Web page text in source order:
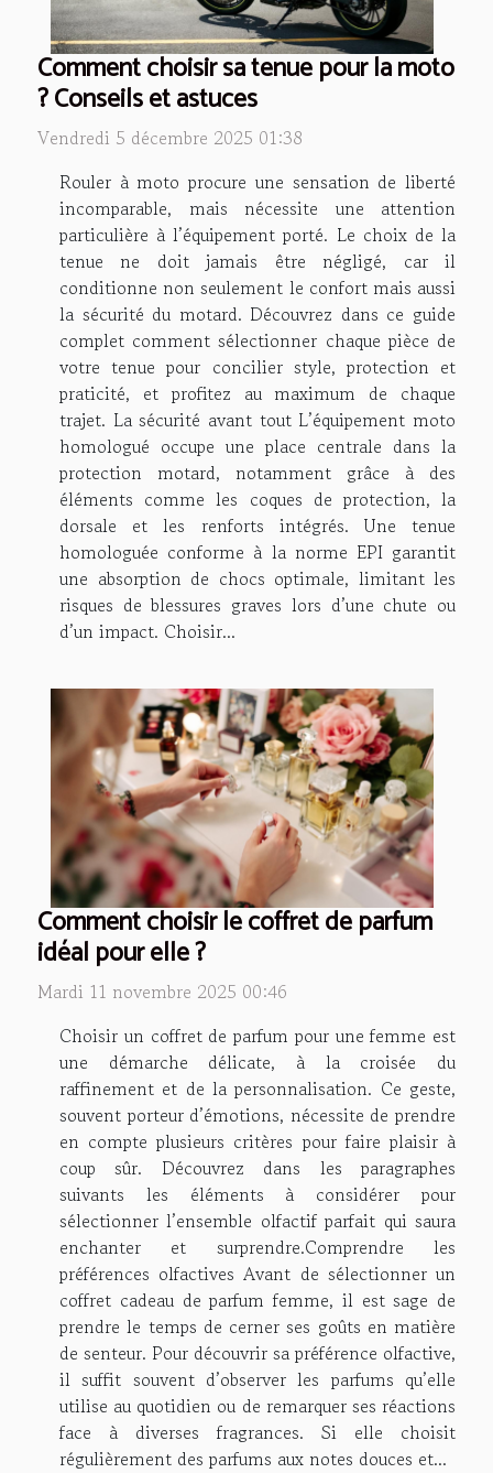
Comment choisir sa tenue pour la moto
? Conseils et astuces
Vendredi 5 décembre 2025 01:38
Rouler à moto procure une sensation de liberté
incomparable, mais nécessite une attention
particulière à l’équipement porté. Le choix de la
tenue ne doit jamais être négligé, car il
conditionne non seulement le confort mais aussi
la sécurité du motard. Découvrez dans ce guide
complet comment sélectionner chaque pièce de
votre tenue pour concilier style, protection et
praticité, et profitez au maximum de chaque
trajet. La sécurité avant tout L’équipement moto
homologué occupe une place centrale dans la
protection motard, notamment grâce à des
éléments comme les coques de protection, la
dorsale et les renforts intégrés. Une tenue
homologuée conforme à la norme EPI garantit
une absorption de chocs optimale, limitant les
risques de blessures graves lors d’une chute ou
d’un impact. Choisir...
Comment choisir le coffret de parfum
idéal pour elle ?
Mardi 11 novembre 2025 00:46
Choisir un coffret de parfum pour une femme est
une démarche délicate, à la croisée du
raffinement et de la personnalisation. Ce geste,
souvent porteur d’émotions, nécessite de prendre
en compte plusieurs critères pour faire plaisir à
coup sûr. Découvrez dans les paragraphes
suivants les éléments à considérer pour
sélectionner l’ensemble olfactif parfait qui saura
enchanter et surprendre.Comprendre les
préférences olfactives Avant de sélectionner un
coffret cadeau de parfum femme, il est sage de
prendre le temps de cerner ses goûts en matière
de senteur. Pour découvrir sa préférence olfactive,
il suffit souvent d’observer les parfums qu’elle
utilise au quotidien ou de remarquer ses réactions
face à diverses fragrances. Si elle choisit
régulièrement des parfums aux notes douces et...